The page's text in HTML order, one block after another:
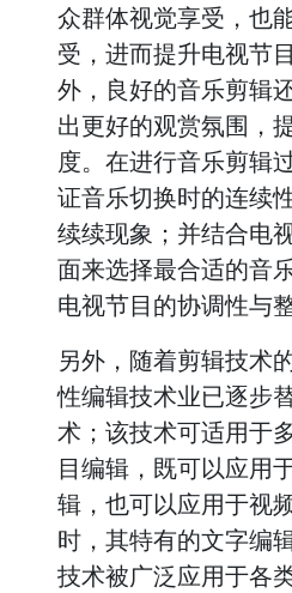
众群体视觉享受，也
受，进而提升电视节
外，良好的音乐剪辑
出更好的观赏氛围，
度。在进行音乐剪辑
证音乐切换时的连续
续续现象；并结合电
面来选择最合适的音
电视节目的协调性与
另外，随着剪辑技术
性编辑技术业已逐步
术；该技术可适用于
目编辑，既可以应用
辑，也可以应用于视
时，其特有的文字编
技术被广泛应用于各